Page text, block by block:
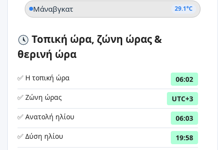
Μάναβγκατ 29.1°C
Τοπική ώρα, ζώνη ώρας &
θερινή ώρα
✅ Η τοπική ώρα
06:02
✅ Ζώνη ώρας
UTC+3
✅ Ανατολή ηλίου
06:03
✅ Δύση ηλίου
19:58